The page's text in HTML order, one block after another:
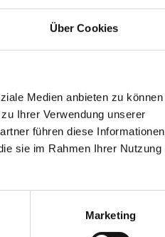
Über Cookies
Medien anbieten zu können
Ihrer Verwendung unserer
führen diese Informationen
sie im Rahmen Ihrer Nutzung
Marketing
„Anleger“, des
vorgestellt. Darüber
einstimmig zum
Brinkmeyer
von „Welsum“
zu.